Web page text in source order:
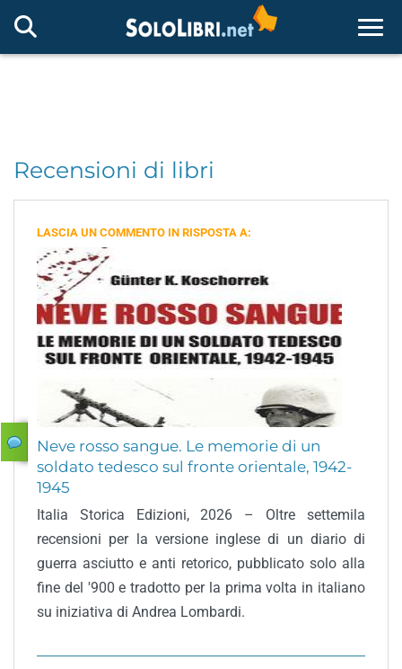
Recensioni di libri
LASCIA UN COMMENTO IN RISPOSTA A:
Neve rosso sangue. Le memorie di un
soldato tedesco sul fronte orientale, 1942-
1945
Italia Storica Edizioni, 2026 – Oltre settemila
recensioni per la versione inglese di un diario di
guerra asciutto e anti retorico, pubblicato solo alla
fine del '900 e tradotto per la prima volta in italiano
su iniziativa di Andrea Lombardi.